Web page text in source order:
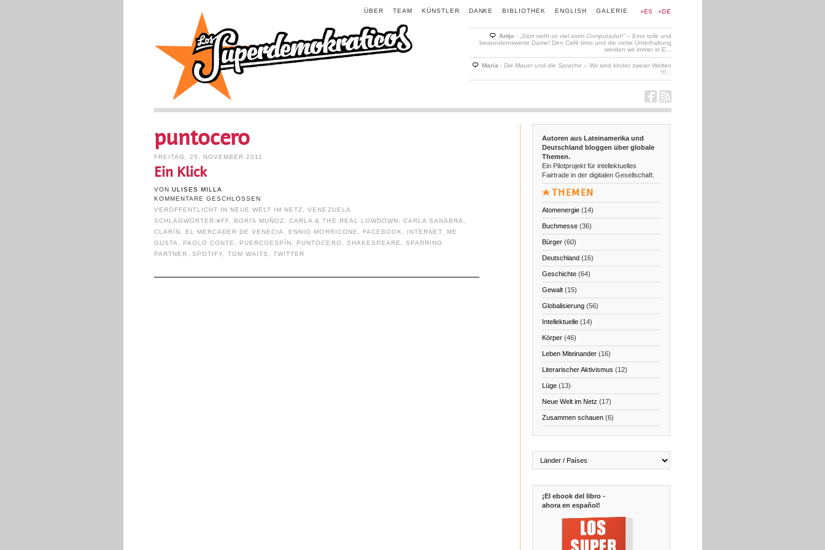
GALERIE
ENGLISH
BIBLIOTHEK
DANKE
KÜNSTLER
TEAM
ÜBER
Antje - „Sitzt nicht so viel vorm Computador!“– Eine tolle und
bewundernswerte Dame! Den Café tinto und die nette Unterhaltung
werden wir immer in E...
María - Die Mauer und die Sprache – Wir sind kinder zweier Welten
!!!...
puntocero
FREITAG, 25. NOVEMBER 2011
Ein Klick
VON ULISES MILLA
KOMMENTARE GESCHLOSSEN
VERÖFFENTLICHT IN NEUE WELT IM NETZ ,VENEZUELA
SCHLAGWÖRTER:#FF, BORIS MUÑOZ ,CARLA & THE REAL LOWDOWN CARLA SANABRA
CLARÍN
EL MERCADER DE VENECIA ENNIO MORRICONE FACEBOOK INTERNET
ME
GUSTA
PAOLO CONTE PUERCOESPÍN PUNTOCERO SHAKESPEARE
SPARRING
PARTNER
SPOTIFY TOM WAITS ,TWITTER
Autoren aus Lateinamerika und
Deutschland bloggen über globale
Themen.
Ein Pilotprojekt für intellektuelles
Fairtrade in der digitalen Gesellschaft.
THEMEN
Atomenergie(14)
Buchmesse(36)
Bürger(60)
Deutschland(16)
Geschichte(64)
Gewalt(15)
Globalisierung(56)
Intellektuelle(14)
Körper(46)
Leben Miteinander(16)
Literarischer Aktivismus (12)
Lüge(13)
Neue Welt im Netz (17)
Zusammen schauen(6)
¡El ebook del libro -
ahora en español!